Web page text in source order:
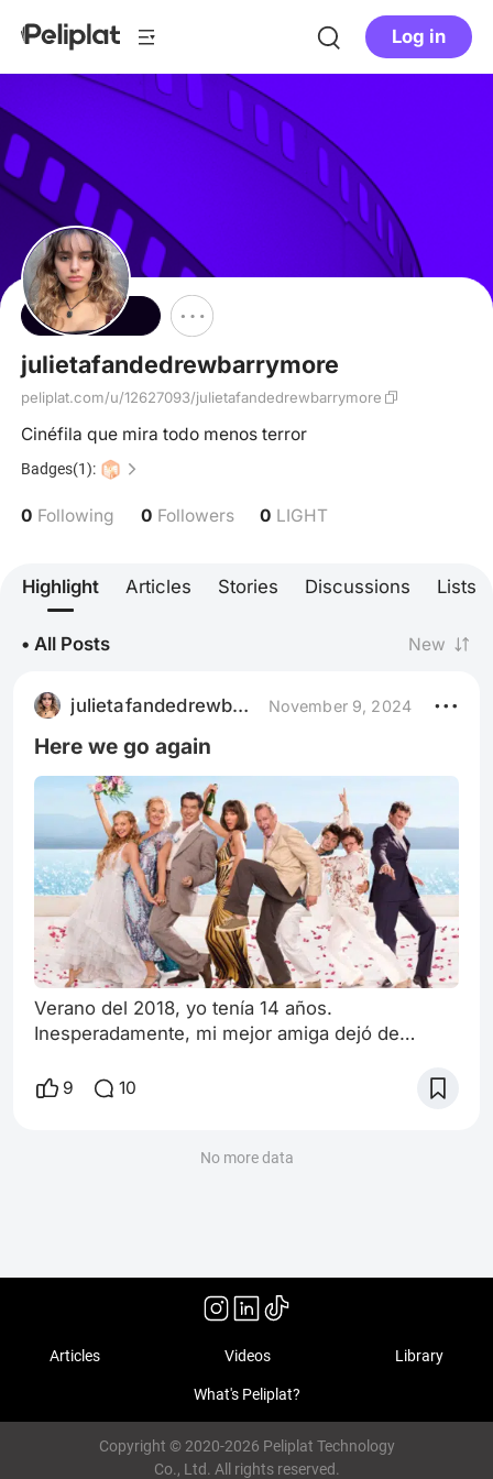
Log in
Follow
julietafandedrewbarrymore
peliplat.com/u/12627093/julietafandedrewbarrymore
Cinéfila que mira todo menos terror
Badges(1):
0 Following 0 Followers 0 LIGHT
Highlight Articles Stories Discussions Lists
• All Posts New
julietafandedrewbarrymore November 9, 2024
Here we go again
Verano del 2018, yo tenía 14 años.
Inesperadamente, mi mejor amiga dejó de
nene que revolea un caracol al mar. Y aunque
llevó a meterme de lleno en el mundo
9 10
No more data
Articles Videos Library
What's Peliplat?
Copyright © 2020-2026 Peliplat Technology
Co., Ltd. All rights reserved.